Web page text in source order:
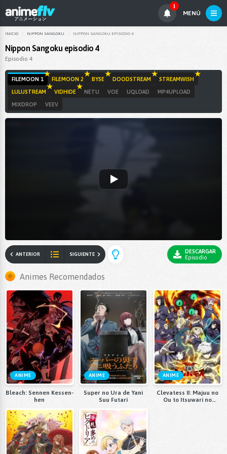
1
MENÚ
INICIO NIPPON SANGOKU NIPPON SANGOKU EPISODIO 4
Nippon Sangoku episodio 4
Episodio 4
FILEMOON 1 FILEMOON 2 BYSE DOODSTREAM STREAMWISH
LULUSTREAM VIDHIDE NETU VOE UQLOAD MP4UPLOAD
MIXDROP VEEV
ANTERIOR SIGUIENTE
DESCARGAR
Episodio
Animes Recomendados
ANIME
Bleach: Sennen Kessen-
hen
ANIME
Super no Ura de Yani
Suu Futari
ANIME
Clevatess II: Majuu no
Ou to Itsuwari no